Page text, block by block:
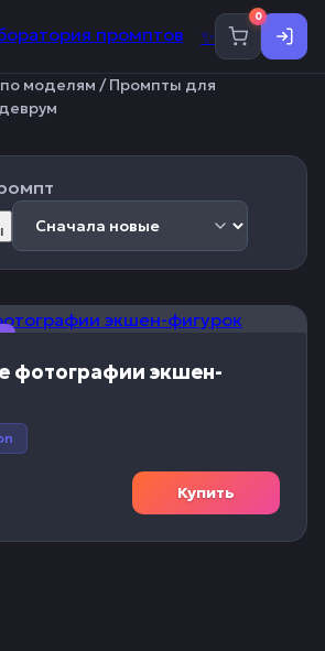
✨
0
моделям /Промпты для
фотографии экшен-
Купить